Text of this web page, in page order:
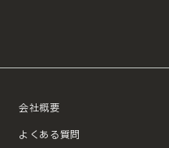
会社概要
よくある質問